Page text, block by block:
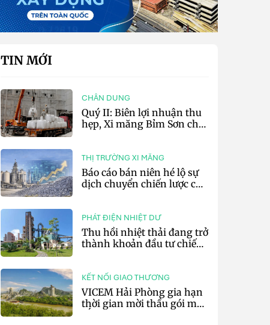
TIN MỚI
CHÂN DUNG
Quý II: Biên lợi nhuận thu
hẹp, Xi măng Bỉm Sơn chỉ
THỊ TRƯỜNG XI MĂNG
Báo cáo bán niên hé lộ sự
dịch chuyển chiến lược của
PHÁT ĐIỆN NHIỆT DƯ
Thu hồi nhiệt thải đang trở
thành khoản đầu tư chiến
KẾT NỐI GIAO THƯƠNG
VICEM Hải Phòng gia hạn
thời gian mời thầu gói mua